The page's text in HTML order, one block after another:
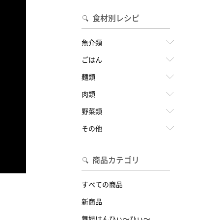
食材別レシピ
魚介類
ごはん
麺類
肉類
野菜類
その他
商品カテゴリ
すべての商品
新商品